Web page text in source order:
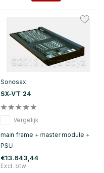
Sonosax
SX-VT 24
Vergelijk
main frame + master module +
PSU
€13.643,44
Excl. btw